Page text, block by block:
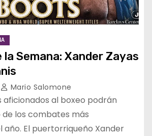
la Semana: Xander Zayas
Mario Salomone
aficionados al boxeo podrán
los combates más
año. El puertorriqueño Xander